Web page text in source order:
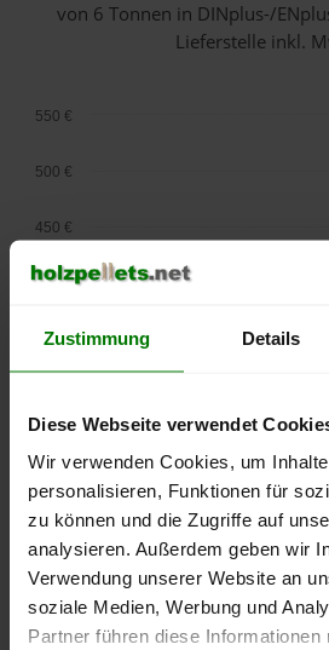
Zustimmung Details
Diese Webseite verwendet
Wir verwenden Cookies, um
personalisieren, Funktionen für
zu können und die Zugriffe auf
analysieren. Außerdem geben wir
Verwendung unserer Website an
soziale Medien, Werbung und
Partner führen diese
von 6 Tonnen in DINplus-/
Lieferstelle inkl.
lose Ware
September
2025
Januar
2026
350 €
400 €
450 €
500 €
550 €
Die aktuelle Preisentwicklung für
können Sie jederzeit auf
nachvollziehen.